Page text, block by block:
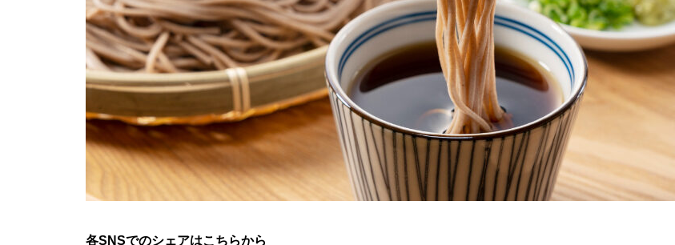
各SNSでのシェアはこちらから